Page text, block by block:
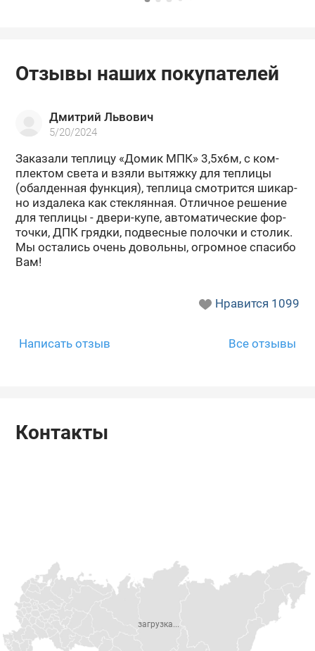
Отзывы наших покупателей
Дмитрий Львович
5/20/2024
За­ка­за­ли теп­ли­цу «Домик МПК» 3,5х6м, с ком­
плек­том света и взяли вы­тяж­ку для теп­ли­цы
(обал­ден­ная функ­ция), теп­ли­ца смот­рит­ся ши­кар­
но из­да­ле­ка как стек­лян­ная. От­лич­ное ре­ше­ние
для теп­ли­цы - двери-​купе, ав­то­ма­ти­че­ские фор­
точ­ки, ДПК гряд­ки, под­вес­ные по­лоч­ки и сто­лик.
Мы оста­лись очень до­воль­ны, огром­ное спа­си­бо
Вам!
Нравится 1099
Написать отзыв Все отзывы
Контакты
загрузка...